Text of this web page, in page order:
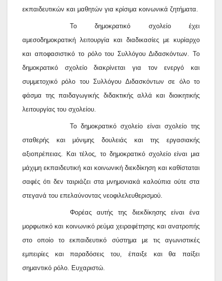
εκπαιδευτικών και μαθητών για κρίσιμα κοινωνικά ζητήματα.
Το δημοκρατικό σχολείο έχει
αμεσοδημοκρατική λειτουργία και διαδικασίες με κυρίαρχο
και αποφασιστικό το ρόλο του Συλλόγου Διδασκόντων. Το
δημοκρατικό σχολείο διακρίνεται για τον ενεργό και
συμμετοχικό ρόλο του Συλλόγου Διδασκόντων σε όλο το
φάσμα της παιδαγωγικής διδακτικής αλλά και διοικητικής
λειτουργίας του σχολείου.
Το δημοκρατικό σχολείο είναι σχολείο της
σταθερής και μόνιμης δουλειάς και της εργασιακής
αξιοπρέπειας. Και τέλος, το δημοκρατικό σχολείο είναι μια
μάχιμη εκπαιδευτική και κοινωνική διεκδίκηση και καθίσταται
σαφές ότι δεν ταιριάζει στα μνημονιακά καλούπια ούτε στα
στεγανά του επελαύνοντας νεοφιλελευθερισμού.
Φορέας αυτής της διεκδίκησης είναι ένα
μορφωτικό και κοινωνικό ρεύμα χειραφέτησης και ανατροπής
στο οποίο το εκπαιδευτικό σύστημα με τις αγωνιστικές
εμπειρίες και παραδόσεις του, έπαιξε και θα παίξει
σημαντικό ρόλο. Ευχαριστώ.